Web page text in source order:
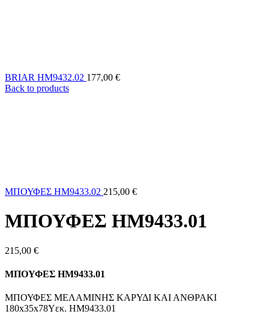
BRIAR HM9432.02 177,00 €
Back to products
ΜΠΟΥΦΕΣ HM9433.02 215,00 €
ΜΠΟΥΦΕΣ HM9433.01
215,00 €
ΜΠΟΥΦΕΣ HM9433.01
ΜΠΟΥΦΕΣ ΜΕΛΑΜΙΝΗΣ ΚΑΡΥΔΙ ΚΑΙ ΑΝΘΡΑΚΙ
180x35x78Yεκ. HM9433.01